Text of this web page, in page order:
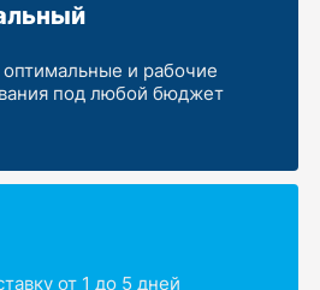
и рабочие
под любой бюджет
от 1 до 5 дней